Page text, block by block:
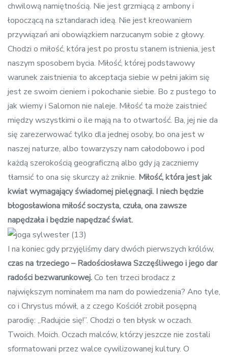
chwilową namiętnością. Nie jest grzmiącą z ambony i
łopoczącą na sztandarach ideą. Nie jest kreowaniem
przywiązań ani obowiązkiem narzucanym sobie z głowy.
Chodzi o miłość, która jest po prostu stanem istnienia, jest
naszym sposobem bycia. Miłość, której podstawowy
warunek zaistnienia to akceptacja siebie w pełni jakim się
jest ze swoim cieniem i pokochanie siebie. Bo z pustego to
jak wiemy i Salomon nie naleje. Miłość ta może zaistnieć
między wszystkimi o ile mają na to otwartość. Ba, jej nie da
się zarezerwować tylko dla jednej osoby, bo ona jest w
naszej naturze, albo towarzyszy nam całodobowo i pod
każdą szerokością geograficzną albo gdy ją zaczniemy
tłamsić to ona się skurczy aż zniknie. Miłość, która jest jak
kwiat wymagający świadomej pielęgnacji. I niech będzie
błogosławiona miłość soczysta, czuła, ona zawsze
napędzałai będzie napędzaćświat.
I na koniec gdy przyjęliśmy dary dwóch pierwszych królów,
czas na trzeciego – RadościosławaSzczęśliwego i jego dar
radości bezwarunkowej.Co ten trzeci brodacz z
największym nominałem ma nam do powiedzenia? Ano tyle,
co i Chrystus mówił, a z czego Kościół zrobił posępną
parodię: „Radujcie się!”. Chodzi o ten błysk w oczach.
Twoich. Moich. Oczach malców, którzy jeszcze nie zostali
sformatowani przez walce cywilizowanej kultury. O